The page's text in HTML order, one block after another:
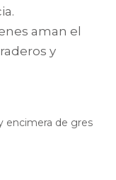
aman el
y
encimera de gres